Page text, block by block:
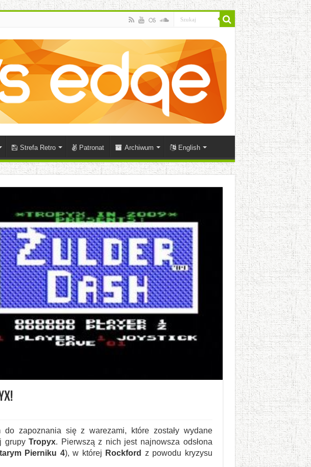
Strefa Retro Patronat Archiwum English
do zapoznania się z warezami, które zostały wydane
grupyTropyx. Pierwszą z nich jest najnowsza odsłona
Pierniku 4), w której Rockford
z powodu kryzysu